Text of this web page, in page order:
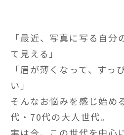
「最近、写真に写る自
て見える」
「眉が薄くなって、すっ
い」
そんなお悩みを感じ始め
代・70代の大人世代。
実は今、この世代を中心